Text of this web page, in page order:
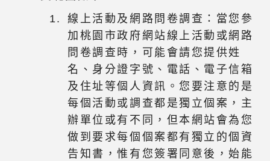
線上活動及網路問卷調查：當您參
加桃園市政府網站線上活動或網路
問卷調查時，可能會請您提供姓
名、身分證字號、電話、電子信箱
及住址等個人資訊。您要注意的是
每個活動或調查都是獨立個案，主
辦單位或有不同，但本網站會為您
做到要求每個個案都有獨立的個資
告知書，惟有您簽署同意後，始能